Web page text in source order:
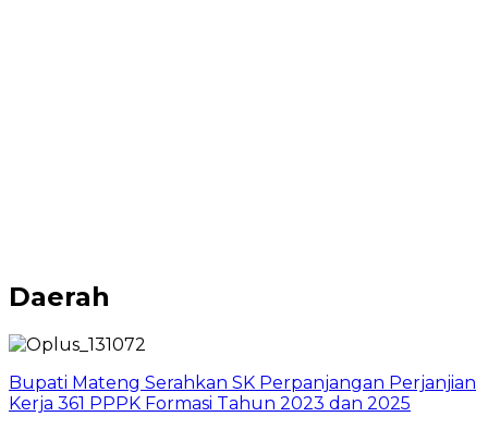
Daerah
Bupati Mateng Serahkan SK Perpanjangan Perjanjian
Kerja 361 PPPK Formasi Tahun 2023 dan 2025